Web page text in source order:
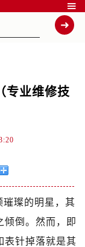

专业维修技
璨的明星，其
倾倒。然而，即
表针掉落就是其